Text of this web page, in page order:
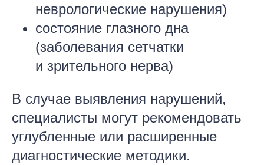
неврологические нарушения)
состояние глазного дна
(заболевания сетчатки
и зрительного нерва)
В случае выявления нарушений,
специалисты могут рекомендовать
углубленные или расширенные
диагностические методики.